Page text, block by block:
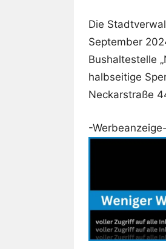
Die
September
Bushaltestelle
halbseitige
Neckarstraße
-Werbeanzeige-